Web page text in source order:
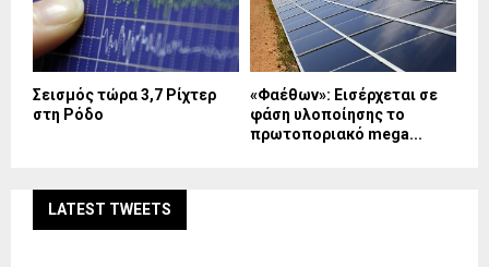
Σεισμός τώρα 3,7 Ρίχτερ
στη Ρόδο
«Φαέθων»: Εισέρχεται σε
φάση υλοποίησης το
πρωτοποριακό mega...
LATEST TWEETS